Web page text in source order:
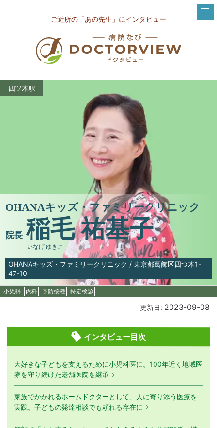
ご近所の「あの先生」にインタビュー
四ツ木駅
OHANAキッズ・ファミリークリニック
院長 稲毛 祐基子
いなげ ゆきこ
OHANAキッズ・ファミリークリニック / 東京都葛飾区四つ木1-
47-10
小児科 内科 予防接種 特定検診
更新日: 2023-09-08
インタビュー目次
大好きな子どもを支えるために小児科医に。100年近く地域医
療を守り続けた老舗医院を継承
家族でかかれるホームドクターとして、人に寄り添う医療を
実践。子どもの発達相談でも頼れる存在に